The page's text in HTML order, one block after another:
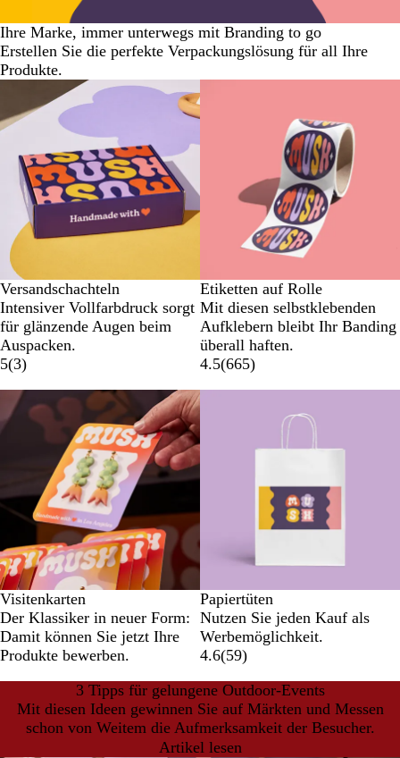
Ihre Marke, immer unterwegs mit Branding to go
Erstellen Sie die perfekte Verpackungslösung für all Ihre
Produkte.
Versandschachteln
Intensiver Vollfarbdruck sorgt
für glänzende Augen beim
Auspacken.
5(3)
Etiketten auf Rolle
Mit diesen selbstklebenden
Aufklebern bleibt Ihr Banding
überall haften.
4.5(665)
Visitenkarten
Der Klassiker in neuer Form:
Damit können Sie jetzt Ihre
Produkte bewerben.
Papiertüten
Nutzen Sie jeden Kauf als
Werbemöglichkeit.
4.6(59)
3 Tipps für gelungene Outdoor-Events
Mit diesen Ideen gewinnen Sie auf Märkten und Messen
schon von Weitem die Aufmerksamkeit der Besucher.
Artikel lesen